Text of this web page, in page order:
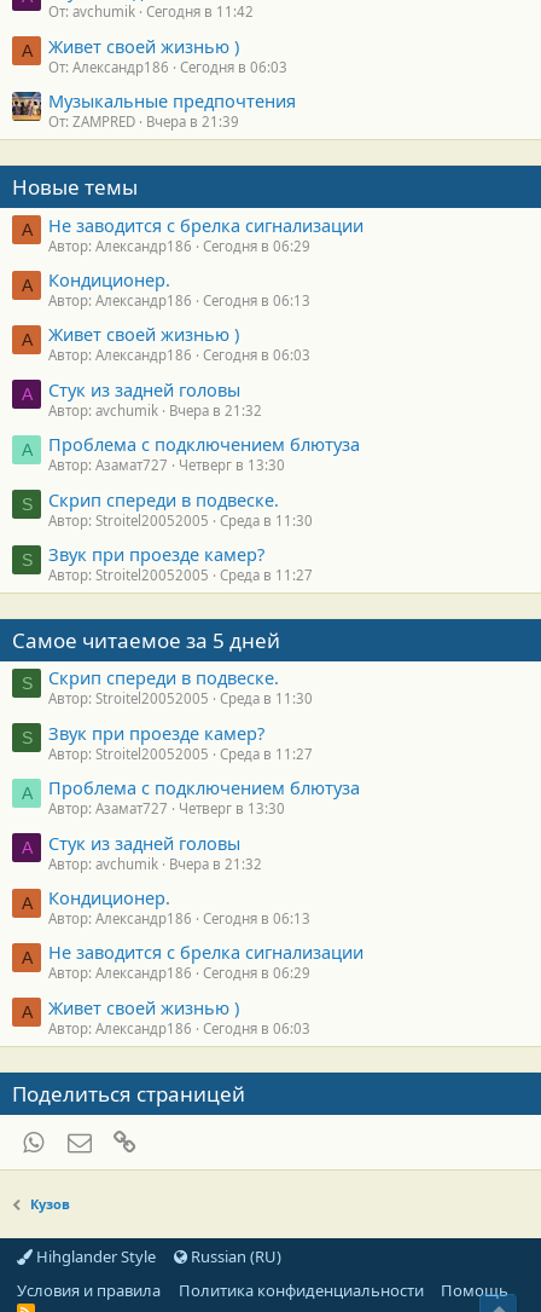
От: avchumik Сегодня в 11:42
А Живет своей жизнью )
От: Александр186 Сегодня в 06:03
Музыкальные предпочтения
От: ZAMPRED Вчера в 21:39
Новые темы
А Не заводится с брелка сигнализации
Автор: Александр186 Сегодня в 06:29
А Кондиционер.
Автор: Александр186 Сегодня в 06:13
А Живет своей жизнью )
Автор: Александр186 Сегодня в 06:03
A Стук из задней головы
Автор: avchumik Вчера в 21:32
А Проблема с подключением блютуза
Автор: Азамат727 Четверг в 13:30
S Скрип спереди в подвеске.
Автор: Stroitel20052005 Среда в 11:30
S Звук при проезде камер?
Автор: Stroitel20052005 Среда в 11:27
Самое читаемое за 5 дней
S Скрип спереди в подвеске.
Автор: Stroitel20052005 Среда в 11:30
S Звук при проезде камер?
Автор: Stroitel20052005 Среда в 11:27
А Проблема с подключением блютуза
Автор: Азамат727 Четверг в 13:30
A Стук из задней головы
Автор: avchumik Вчера в 21:32
А Кондиционер.
Автор: Александр186 Сегодня в 06:13
А Не заводится с брелка сигнализации
Автор: Александр186 Сегодня в 06:29
А Живет своей жизнью )
Автор: Александр186 Сегодня в 06:03
Поделиться страницей
WhatsAppЭлектронная почта
Кузов
Hihglander Style
Russian (RU)
Условия и правила
Политика конфиденциальности Помощь